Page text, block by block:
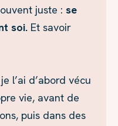
juste : se
soi. Et savoir
l’ai d’abord vécu
vie, avant de
puis dans des